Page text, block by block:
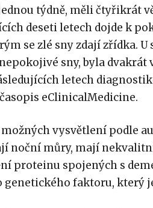
týdně, měli čtyřikrát
deseti letech dojde k
se zlé sny zdají zřídka.
sny, byla dvakrát
letech
eClinicalMedicine.
možných vysvětlení podle
noční můry, mají
proteinu spojených s
genetického faktoru, který